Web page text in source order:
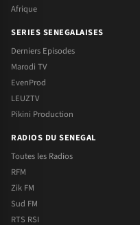
Afrique
SERIES SENEGALAISES
Derniers Episodes
Marodi TV
EvenProd
LEUZTV
Pikini Production
RADIOS DU SENEGAL
Toutes les Radios
RFM
Zik FM
Sud FM
RTS RSI